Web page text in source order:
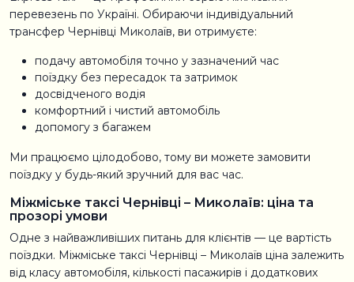
перевезень по Україні. Обираючи індивідуальний
трансфер Чернівці Миколаїв, ви отримуєте:
подачу автомобіля точно у зазначений час
поїздку без пересадок та затримок
досвідченого водія
комфортний і чистий автомобіль
допомогу з багажем
Ми працюємо цілодобово, тому ви можете замовити
поїздку у будь-який зручний для вас час.
Міжміське таксі Чернівці – Миколаїв: ціна та
прозорі умови
Одне з найважливіших питань для клієнтів — це вартість
поїздки. Міжміське таксі Чернівці – Миколаїв ціна залежить
від класу автомобіля, кількості пасажирів і додаткових